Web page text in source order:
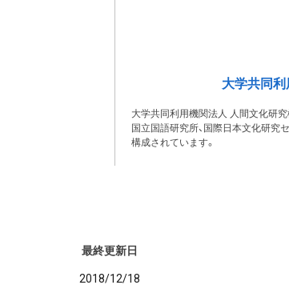
大学共同
大学共同利用機関法人 人間文化研究
国立国語研究所、国際日本文化研究
構成されています。
最終更新日
2018/12/18